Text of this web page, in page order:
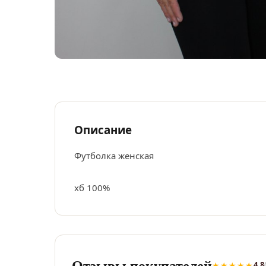
Описание
Футболка женская
хб 100%